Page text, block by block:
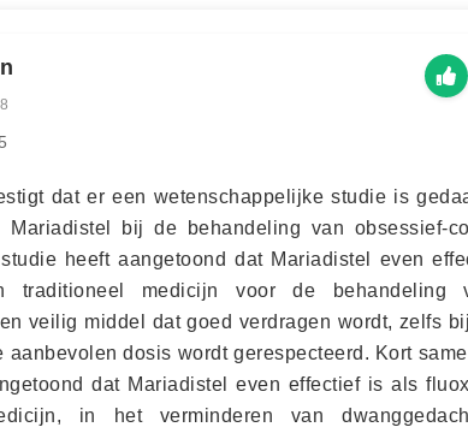
dat er een wetenschappelijke studie is
Mariadistel bij de behandeling van obsessief-
heeft aangetoond dat Mariadistel even
traditioneel medicijn voor de behandeling
veilig middel dat goed verdragen wordt, zelfs
aanbevolen dosis wordt gerespecteerd. Kort
dat Mariadistel even effectief is als
in het verminderen van